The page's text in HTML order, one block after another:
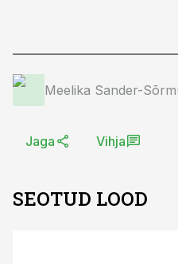
Meelika Sander-
Jaga Vihja
SEOTUD LOOD